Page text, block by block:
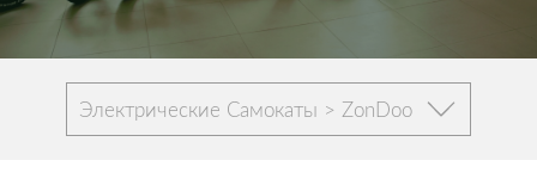
Электрические Самокаты > ZonDoo